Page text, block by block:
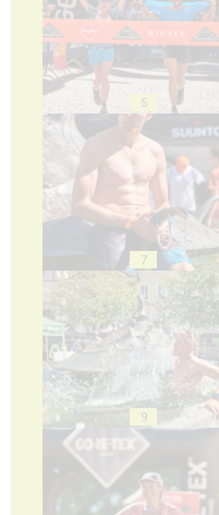
5
7
9